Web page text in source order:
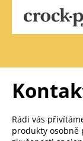
Rádi vás
produkty osobně